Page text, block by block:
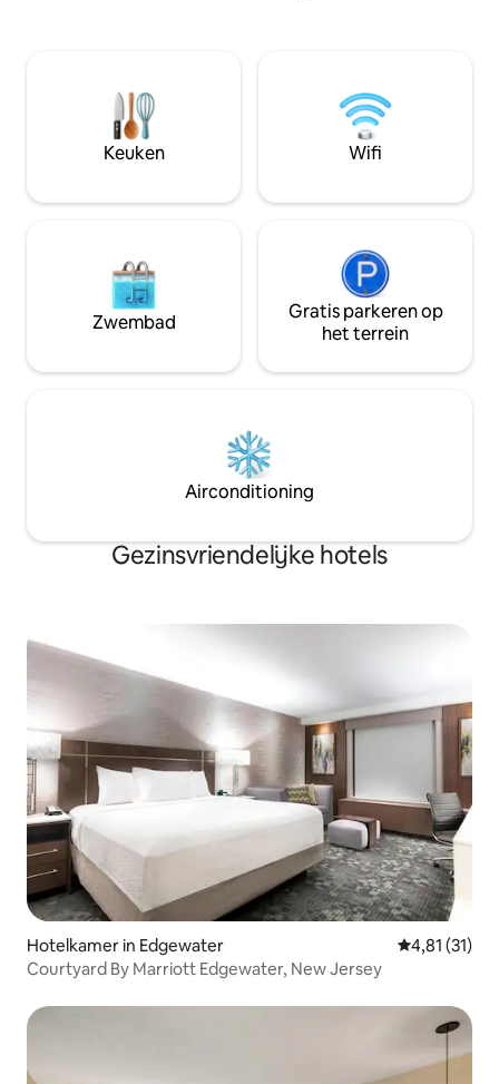
PARKEERGELEGENHEID op het terrein,
gebruik van gratis strandkaartjes, wifi,
koffie en thee in de ochtend en
dagelijkse schoonmaakservice. Geniet
loopafstand.
aanwezig)
complete
aanwezig).
onder andere:
buitenlounge/
Keuken Wifi
Zwembad
Gratis parkeren op
het terrein
Airconditioning
Gezinsvriendelijke hotels
Hotelkamer in Edgewater Gemiddelde
4,81 (31)
Courtyard By Marriott Edgewater, New Jersey